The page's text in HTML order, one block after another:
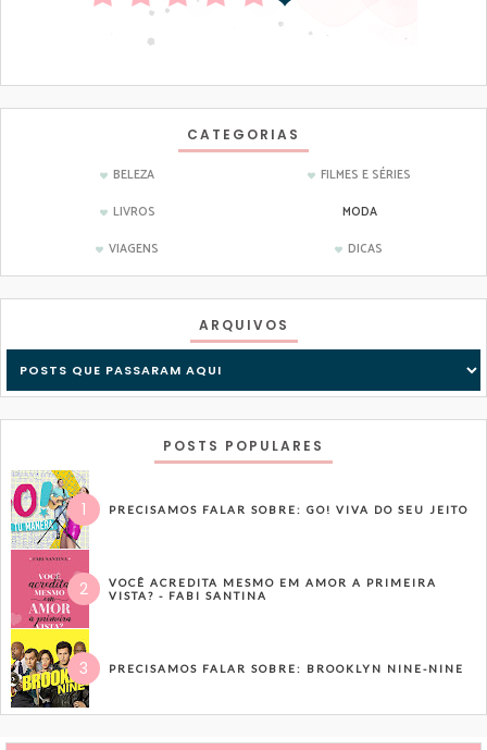
CATEGORIAS
BELEZA
FILMES E SÉRIES
LIVROS
MODA
VIAGENS
DICAS
ARQUIVOS
POSTS POPULARES
PRECISAMOS FALAR SOBRE: GO! VIVA DO SEU JEITO
VOCÊ ACREDITA MESMO EM AMOR A PRIMEIRA
VISTA? - FABI SANTINA
PRECISAMOS FALAR SOBRE: BROOKLYN NINE-NINE